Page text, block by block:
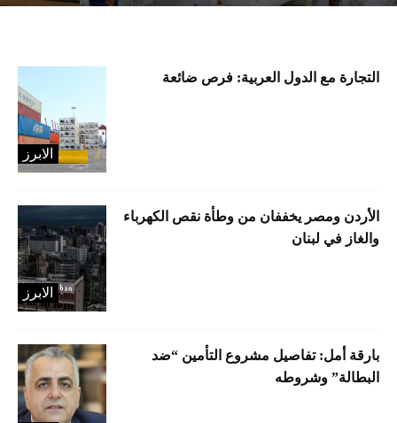
الابرز
التجارة مع الدول العربية: فرص ضائعة
الابرز
الأردن ومصر يخففان من وطأة نقص الكهرباء
والغاز في لبنان
بارقة أمل: تفاصيل مشروع التأمين “ضد
البطالة” وشروطه